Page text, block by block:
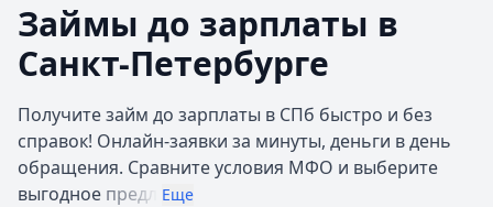
Казань
А
Б
Барнаул
Белгород
Казань
А
Б
Барнаул
Белгород
Займы до зарплаты в
Санкт-Петербурге
Получите займ до зарплаты в СПб быстро и без
справок! Онлайн-заявки за минуты, деньги в день
обращения. Сравните условия МФО и выберите
выгодное предл Еще